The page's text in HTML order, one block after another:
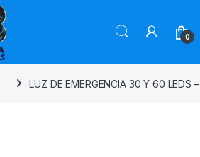
0
LUZ DE EMERGENCIA 30 Y 60 LEDS